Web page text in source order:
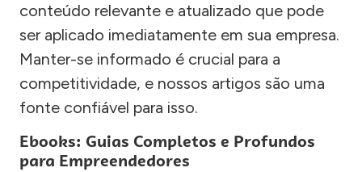
conteúdo relevante e atualizado que pode
ser aplicado imediatamente em sua empresa.
Manter-se informado é crucial para a
competitividade, e nossos artigos são uma
fonte confiável para isso.
Ebooks: Guias Completos e Profundos
para Empreendedores